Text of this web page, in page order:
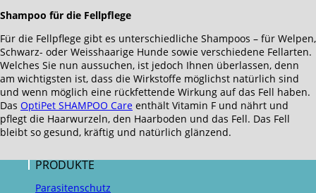
Shampoo für die Fellpflege
Für die Fellpflege gibt es unterschiedliche Shampoos – für Welpen,
Schwarz- oder Weisshaarige Hunde sowie verschiedene Fellarten.
Welches Sie nun aussuchen, ist jedoch Ihnen überlassen, denn
am wichtigsten ist, dass die Wirkstoffe möglichst natürlich sind
und wenn möglich eine rückfettende Wirkung auf das Fell haben.
Das OptiPet SHAMPOO Care enthält Vitamin F und nährt und
pflegt die Haarwurzeln, den Haarboden und das Fell. Das Fell
bleibt so gesund, kräftig und natürlich glänzend.
PRODUKTE
Parasitenschutz